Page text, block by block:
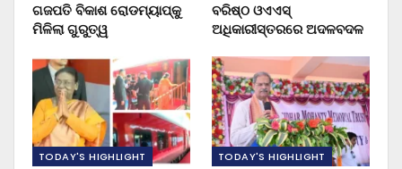
ଗଜପତି ବିକାଶ ରୋଡମ୍ୟାପ୍‌କୁ
ମିଳିଲା ଗୁରୁତ୍ୱ
ବରିଷ୍ଠ ଓଏଏସ୍‌
ଅଧିକାରୀସ୍ତରରେ ଅଦଳବଦଳ
TODAY'S HIGHLIGHT TODAY'S HIGHLIGHT